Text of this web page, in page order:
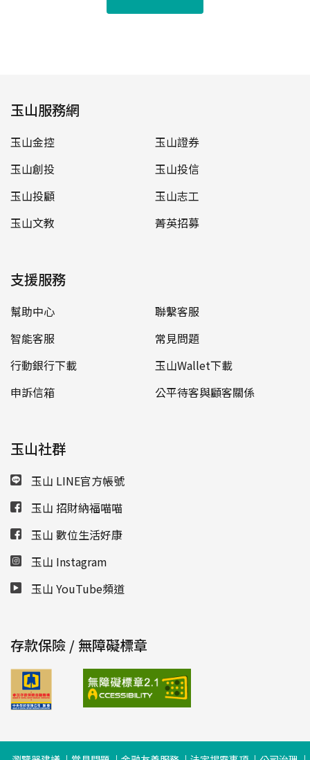
玉山服務網
玉山金控
玉山證券
玉山創投
玉山投信
玉山投顧
玉山志工
玉山文教
菁英招募
支援服務
幫助中心
聯繫客服
智能客服
常見問題
行動銀行下載
玉山Wallet下載
申訴信箱
公平待客與顧客關係
玉山社群
玉山 LINE官方帳號
玉山 招財納福喵喵
玉山 數位生活好康
玉山 Instagram
玉山 YouTube頻道
存款保險 / 無障礙標章